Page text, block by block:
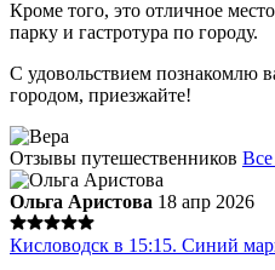
Кроме того, это отличное
парку и гастротура по городу.
С удовольствием познакомлю
городом, приезжайте!
Отзывы путешественников
Ольга Аристова 18 апр 2026
Кисловодск в 15:15. Синий